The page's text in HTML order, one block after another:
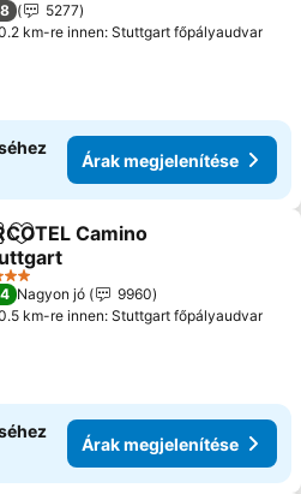
5277
km-re innen: Stuttgart főpályaudvar
Árak megjelenítése
Hozzáadás a kedvencekhez
Camino
megjelenítése
Nagyon jó
9960
km-re innen: Stuttgart főpályaudvar
Árak megjelenítése